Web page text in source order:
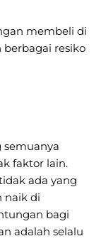
membeli di
resiko
semuanya
faktor lain.
ada yang
naik di
bagi
adalah selalu